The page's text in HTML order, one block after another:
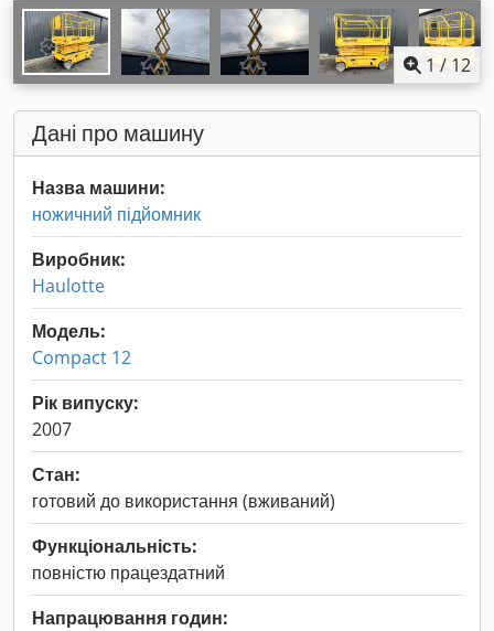
1 / 12
Дані про машину
Назва машини:
ножичний підйомник
Виробник:
Haulotte
Модель:
Compact 12
Рік випуску:
2007
Стан:
готовий до використання (вживаний)
Функціональність:
повністю працездатний
Напрацювання годин: